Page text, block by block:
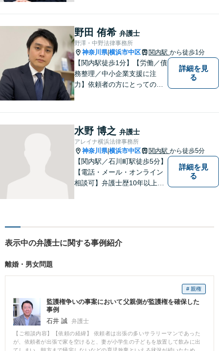
にサポート
野田 侑希 弁護士
野澤・中野法律事務所
神奈川県|横浜市中区 関内駅 から徒歩1分
【関内駅徒歩1分】【労働／債
務整理／中小企業支援に注
力】依頼者の方にとっての
を最大限駆使したご提案をい
たします。【初回相談30分無
料】
詳細を見
る
水野 博之 弁護士
アレイナ横浜法律事務所
神奈川県|横浜市中区 関内駅 から徒歩5分
【関内駅／石川町駅徒歩5分】
【電話・メール・オンライン
相談可】弁護士歴10年以上！
てまいります。まずはお気軽
可】
詳細を見
る
表示中の弁護士に関する事例紹介
離婚・男女問題
# 親権
監護権争いの事案において父親側が監護権を確保した
事例
石井 誠 弁護士
【ご相談内容】【依頼の経緯】 依頼者は出張の多いサラリーマンであった
が、依頼者が出張で家を空けると、妻が小学生の子どもを放置して飲みに出
てしまい、朝方まで帰宅しないなどの育児放棄といえる状況が続いたため、